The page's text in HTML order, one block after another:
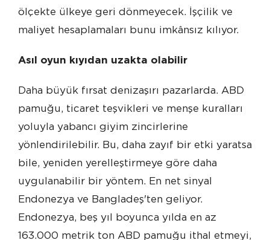
ölçekte ülkeye geri dönmeyecek. İşçilik ve
maliyet hesaplamaları bunu imkânsız kılıyor.
Asıl oyun kıyıdan uzakta olabilir
Daha büyük fırsat denizaşırı pazarlarda. ABD
pamuğu, ticaret teşvikleri ve menşe kuralları
yoluyla yabancı giyim zincirlerine
yönlendirilebilir. Bu, daha zayıf bir etki yaratsa
bile, yeniden yerelleştirmeye göre daha
uygulanabilir bir yöntem. En net sinyal
Endonezya ve Bangladeş'ten geliyor.
Endonezya, beş yıl boyunca yılda en az
163.000 metrik ton ABD pamuğu ithal etmeyi,